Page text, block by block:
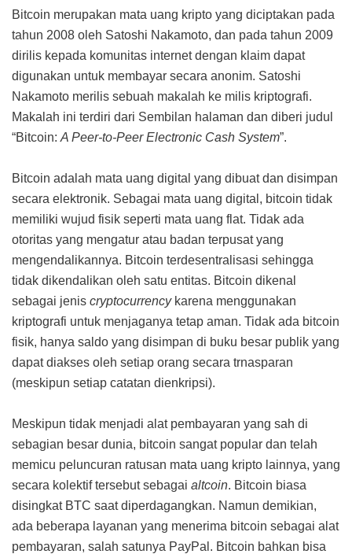
Bitcoin merupakan mata uang kripto yang diciptakan pada
tahun 2008 oleh Satoshi Nakamoto, dan pada tahun 2009
dirilis kepada komunitas internet dengan klaim dapat
digunakan untuk membayar secara anonim. Satoshi
Nakamoto merilis sebuah makalah ke milis kriptografi.
Makalah ini terdiri dari Sembilan halaman dan diberi judul
“Bitcoin: A Peer-to-Peer Electronic Cash System”.
Bitcoin adalah mata uang digital yang dibuat dan disimpan
secara elektronik. Sebagai mata uang digital, bitcoin tidak
memiliki wujud fisik seperti mata uang flat. Tidak ada
otoritas yang mengatur atau badan terpusat yang
mengendalikannya. Bitcoin terdesentralisasi sehingga
tidak dikendalikan oleh satu entitas. Bitcoin dikenal
sebagai jenis cryptocurrencykarena menggunakan
kriptografi untuk menjaganya tetap aman. Tidak ada bitcoin
fisik, hanya saldo yang disimpan di buku besar publik yang
dapat diakses oleh setiap orang secara trnasparan
(meskipun setiap catatan dienkripsi).
Meskipun tidak menjadi alat pembayaran yang sah di
sebagian besar dunia, bitcoin sangat popular dan telah
memicu peluncuran ratusan mata uang kripto lainnya, yang
secara kolektif tersebut sebagai altcoin. Bitcoin biasa
disingkat BTC saat diperdagangkan. Namun demikian,
ada beberapa layanan yang menerima bitcoin sebagai alat
pembayaran, salah satunya PayPal. Bitcoin bahkan bisa